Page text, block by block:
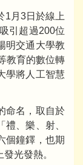
1月3日於線上
引超過200位
明交通大學教
教育的數位轉
學將人工智慧
命名，取自於
、樂、射、
個鐘鐸，也期
光發熱。